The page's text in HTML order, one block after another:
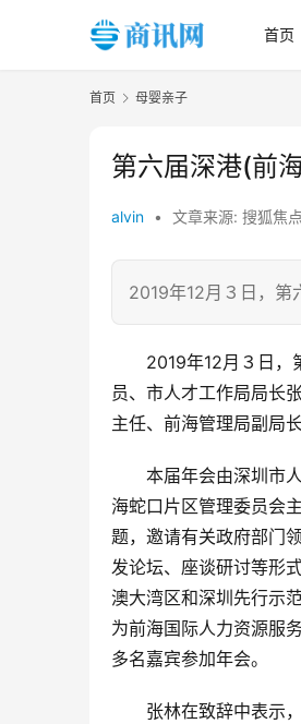
首页
首页 母婴亲子
第六届深港(前
alvin • 文章来源: 搜狐焦
2019年12月３日，第
2019年12月３日，
员、市人才工作局局长
主任、前海管理局副局
本届年会由深圳市
海蛇口片区管理委员会
题，邀请有关政府部门
发论坛、座谈研讨等形
澳大湾区和深圳先行示
为前海国际人力资源服
多名嘉宾参加年会。
张林在致辞中表示